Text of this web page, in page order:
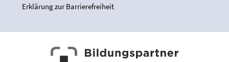
Erklärung zur Barrierefreiheit